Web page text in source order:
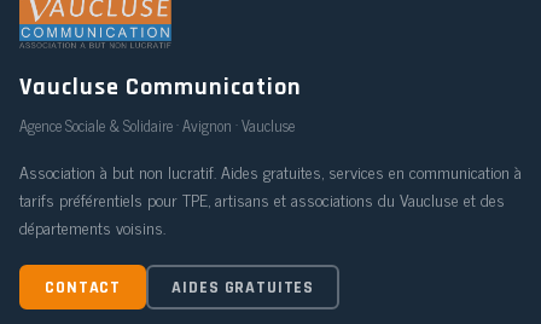
Vaucluse Communication
Agence Sociale & Solidaire · Avignon · Vaucluse
Association à but non lucratif. Aides gratuites, services en communication à
tarifs préférentiels pour TPE, artisans et associations du Vaucluse et des
départements voisins.
CONTACT AIDES GRATUITES